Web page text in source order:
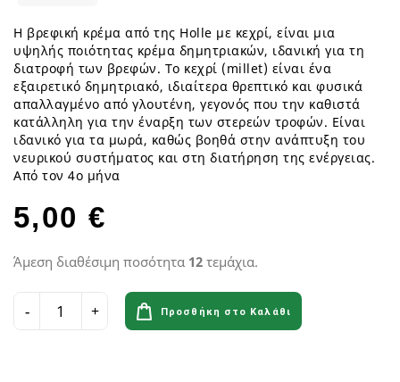
Η βρεφική κρέμα από της Holle με κεχρί, είναι μια
υψηλής ποιότητας κρέμα δημητριακών, ιδανική για τη
διατροφή των βρεφών. Το κεχρί (millet) είναι ένα
εξαιρετικό δημητριακό, ιδιαίτερα θρεπτικό και φυσικά
απαλλαγμένο από γλουτένη, γεγονός που την καθιστά
κατάλληλη για την έναρξη των στερεών τροφών. Είναι
ιδανικό για τα μωρά, καθώς βοηθά στην ανάπτυξη του
νευρικού συστήματος και στη διατήρηση της ενέργειας.
Από τον 4ο μήνα
5,00 €
Άμεση διαθέσιμη ποσότητα 12 τεμάχια.
Προσθήκη στο Καλάθι